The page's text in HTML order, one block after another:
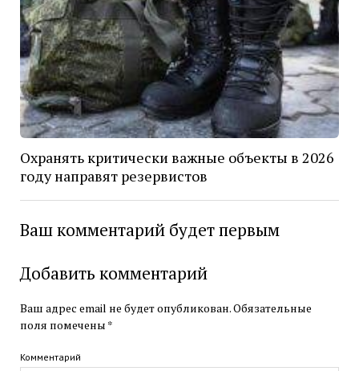
Охранять критически важные объекты в 2026
году направят резервистов
Ваш комментарий будет первым
Добавить комментарий
Ваш адрес email не будет опубликован.Обязательные
поля помечены *
Комментарий